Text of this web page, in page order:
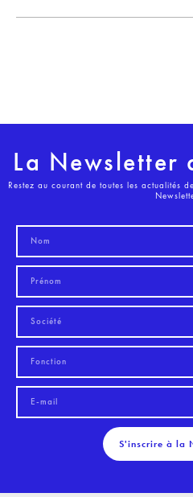
La Newsletter
Restez au courant de toutes les actualités
S'inscrire à la